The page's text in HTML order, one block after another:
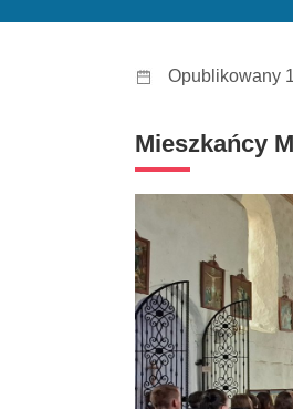
Opublikowany
Mieszkańcy